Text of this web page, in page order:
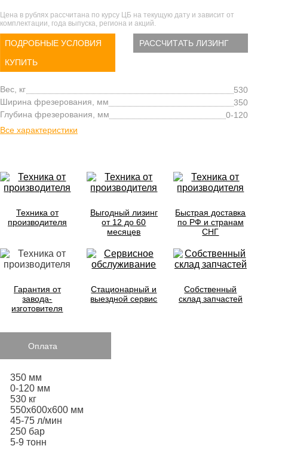
Цена в рублях рассчитана по курсу ЦБ на текущую дату и зависит от
комплектации, года выпуска, региона и акций.
ПОДРОБНЫЕ УСЛОВИЯ
РАССЧИТАТЬ ЛИЗИНГ
КУПИТЬ
Вес, кг
530
Ширина фрезерования, мм
350
Глубина фрезерования, мм
0-120
Все характеристики
Техника от
производителя
Выгодный лизинг
от 12 до 60
месяцев
Быстрая доставка
по РФ и странам
СНГ
Гарантия от
завода-
изготовителя
Стационарный и
выездной сервис
Собственный
склад запчастей
Оплата
350 мм
0-120 мм
530 кг
550х600х600 мм
45-75 л/мин
250 бар
5-9 тонн